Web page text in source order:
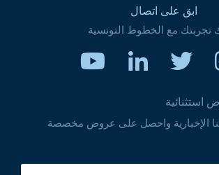
ابق على اتصال
تجربتك مع الخطوط التونسية
الإخبارية واحصل على عروض مخصصة